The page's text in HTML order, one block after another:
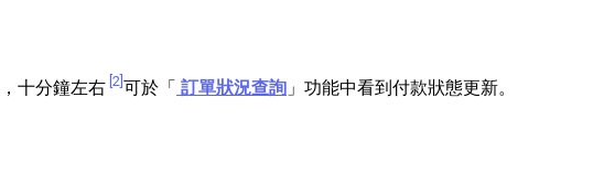
十分鐘左右 [2] 可於「 訂單狀況查詢 」功能中看到付款狀態更新。